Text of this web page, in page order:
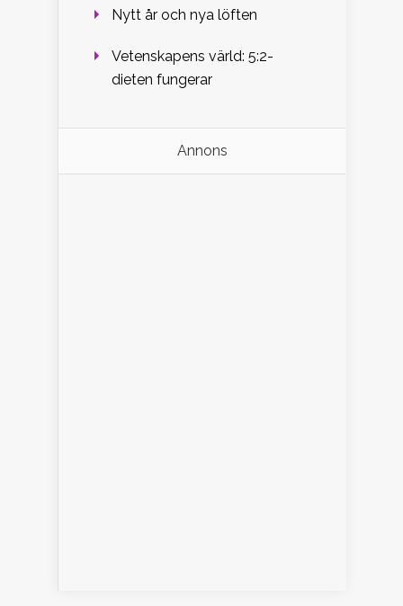
Nytt år och nya löften
Vetenskapens värld: 5:2-
dieten fungerar
Annons